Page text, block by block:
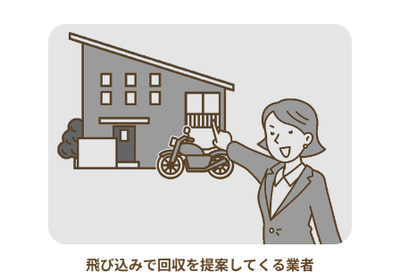
飛び込みで回収を提案してくる業者